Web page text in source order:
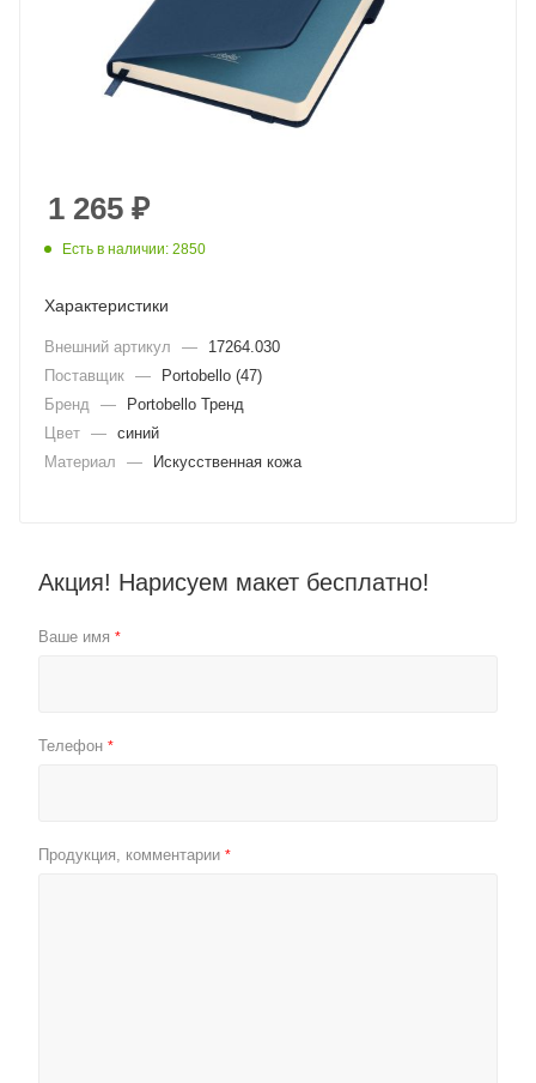
1 265 ₽
Есть в наличии: 2850
Характеристики
Внешний артикул —
17264.030
Поставщик —
Portobello (47)
Бренд
—
Portobello Тренд
Цвет — синий
Материал
— Искусственная кожа
Акция! Нарисуем макет бесплатно!
Ваше имя *
Телефон *
Продукция, комментарии *